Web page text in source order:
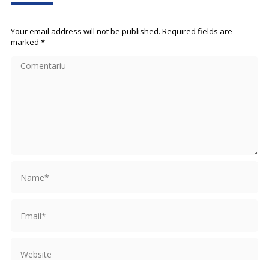
Your email address will not be published. Required fields are
marked *
Comentariu